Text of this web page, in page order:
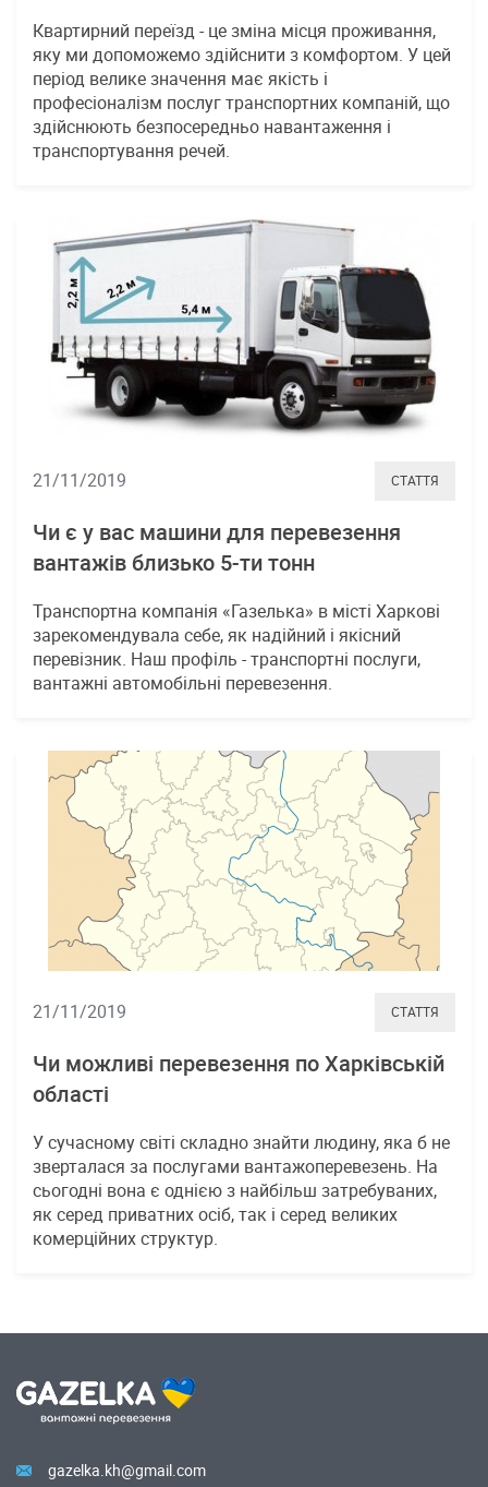
Квартирний переїзд - це зміна місця проживання,
яку ми допоможемо здійснити з комфортом. У цей
період велике значення має якість і
професіоналізм послуг транспортних компаній, що
здійснюють безпосередньо навантаження і
транспортування речей.
21/11/2019 СТАТТЯ
Чи є у вас машини для перевезення
вантажів близько 5-ти тонн
Транспортна компанія «Газелька» в місті Харкові
зарекомендувала себе, як надійний і якісний
перевізник. Наш профіль - транспортні послуги,
вантажні автомобільні перевезення.
21/11/2019 СТАТТЯ
Чи можливі перевезення по Харківській
області
У сучасному світі складно знайти людину, яка б не
зверталася за послугами вантажоперевезень. На
сьогодні вона є однією з найбільш затребуваних,
як серед приватних осіб, так і серед великих
комерційних структур.
gazelka.kh@gmail.com